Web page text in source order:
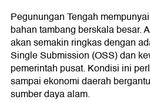
Pegunungan Tengah
bahan tambang berskala besar.
akan semakin ringkas dengan
Single Submission (OSS) dan
pemerintah pusat. Kondisi ini
sampai ekonomi daerah
sumber daya alam.